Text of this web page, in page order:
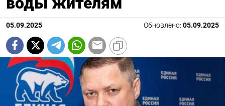
05.09.2025 Обновлено: 05.09.2025